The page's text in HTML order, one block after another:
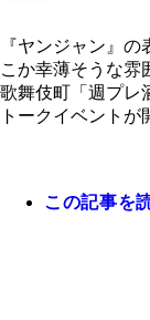
『ヤンジャン』
こか幸薄そうな雰
歌舞伎町「週プレ
トークイベントが
この記事を